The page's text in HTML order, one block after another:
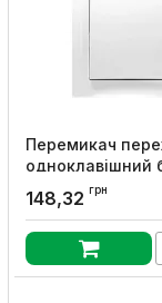
Перемикач
одноклавішний
серія Triumph,
Артикул:
148,32 грн